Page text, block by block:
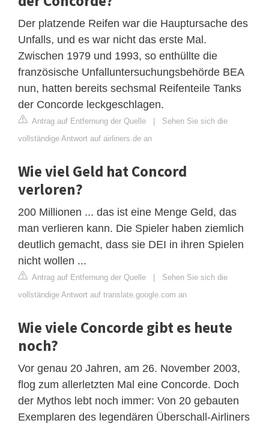
Der platzende Reifen war die Hauptursache des
Unfalls, und es war nicht das erste Mal.
Zwischen 1979 und 1993, so enthüllte die
französische Unfalluntersuchungsbehörde BEA
nun, hatten bereits sechsmal Reifenteile Tanks
der Concorde leckgeschlagen.
Antrag auf Entfernung der Quelle | Sehen Sie sich die
vollständige Antwort auf airliners.de an
Wie viel Geld hat Concord
verloren?
200 Millionen ... das ist eine Menge Geld, das
man verlieren kann. Die Spieler haben ziemlich
deutlich gemacht, dass sie DEI in ihren Spielen
nicht wollen ...
Antrag auf Entfernung der Quelle | Sehen Sie sich die
vollständige Antwort auf translate.google.com an
Wie viele Concorde gibt es heute
noch?
Vor genau 20 Jahren, am 26. November 2003,
flog zum allerletzten Mal eine Concorde. Doch
der Mythos lebt noch immer: Von 20 gebauten
Exemplaren des legendären Überschall-Airliners